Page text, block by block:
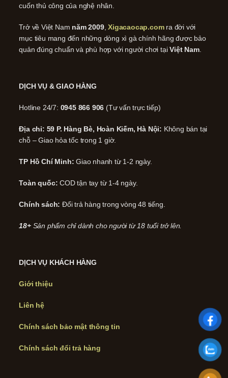
cuốn thủ công của nghệ nhân.
Trở về Việt Nam năm 2009,Xigacaocap.comra đời với
mục tiêu mang đến những dòng xì gà chính hãng được bảo
quản đúng chuẩn và phù hợp với người chơi tạiViệt Nam.
DỊCH VỤ & GIAO HÀNG
Hotline 24/7: 0945 866 906 (Tư vấn trực tiếp)
Địa chỉ: 59 P. Hàng Bè, Hoàn Kiếm, Hà Nội: Không bán tại
chỗ – Giao hỏa tốc trong 1 giờ.
TP Hồ Chí Minh: Giao nhanh từ 1-2 ngày.
Toàn quốc: COD tận tay từ 1-4 ngày.
Chính sách: Đổi trả hàng trong vòng 48 tiếng.
18+ Sản phẩm chỉ dành cho người từ 18 tuổi trở lên.
DỊCH VỤ KHÁCH HÀNG
Giới thiệu
Liên hệ
Chính sách bảo mật thông tin
Chính sách đổi trả hàng